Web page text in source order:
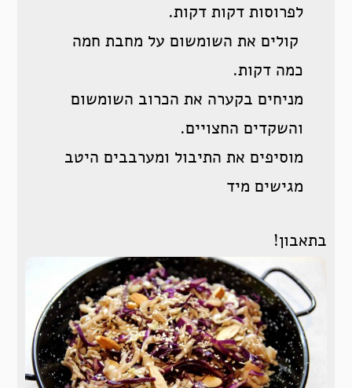
לפרוסות דקות דקות.
קולים את השומשום על מחבת חמה
כמה דקות.
מניחים בקערה את הכרוב השומשום
והשקדים החצויים.
מוסיפים את התיבול ומערבבים היטב
מגישים מיד
בתאבון!